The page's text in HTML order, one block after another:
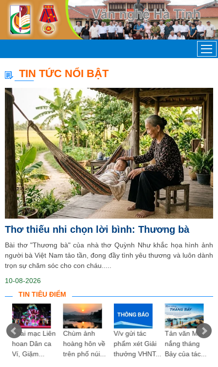
TIN TỨC NỔI BẬT
Thơ thiếu nhi chọn lời bình: Thương bà
Bài thơ "Thương bà" của nhà thơ Quỳnh Như khắc họa hình ảnh
người bà Việt Nam tảo tần, đong đầy tình yêu thương và luôn dành
trọn sự chăm sóc cho con cháu.....
10-08-2026
TIN TIÊU ĐIỂM
Khai mạc Liên
hoan Dân ca
Ví, Giặm...
Chùm ảnh
hoàng hôn về
trên phố núi...
V/v gửi tác
phẩm xét Giải
thưởng VHNT...
Tản văn Mùa
nắng tháng
Bảy của tác...